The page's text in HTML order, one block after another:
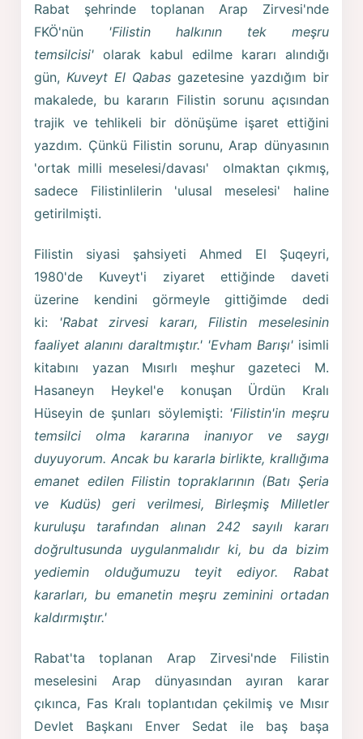
Rabat şehrinde toplanan Arap Zirvesi'nde
FKÖ'nün 'Filistin halkının tek meşru
temsilcisi'olarak kabul edilme kararı alındığı
gün, Kuveyt El Qabas gazetesine yazdığım bir
makalede, bu kararın Filistin sorunu açısından
trajik ve tehlikeli bir dönüşüme işaret ettiğini
yazdım. Çünkü Filistin sorunu, Arap dünyasının
'ortak milli meselesi/davası' olmaktan çıkmış,
sadece Filistinlilerin 'ulusal meselesi' haline
getirilmişti.
Filistin siyasi şahsiyeti Ahmed El Şuqeyri,
1980'de Kuveyt'i ziyaret ettiğinde daveti
üzerine kendini görmeyle gittiğimde dedi
ki: 'Rabat zirvesi kararı, Filistin meselesinin
faaliyet alanını daraltmıştır.' 'Evham Barışı'isimli
kitabını yazan Mısırlı meşhur gazeteci M.
Hasaneyn Heykel'e konuşan Ürdün Kralı
Hüseyin de şunları söylemişti: 'Filistin'in meşru
temsilci olma kararına inanıyor ve saygı
duyuyorum. Ancak bu kararla birlikte, krallığıma
emanet edilen Filistin topraklarının (Batı Şeria
ve Kudüs) geri verilmesi, Birleşmiş Milletler
kuruluşu tarafından alınan 242 sayılı kararı
doğrultusunda uygulanmalıdır ki, bu da bizim
yediemin olduğumuzu teyit ediyor. Rabat
kararları, bu emanetin meşru zeminini ortadan
kaldırmıştır.'
Rabat'ta toplanan Arap Zirvesi'nde Filistin
meselesini Arap dünyasından ayıran karar
çıkınca, Fas Kralı toplantıdan çekilmiş ve Mısır
Devlet Başkanı Enver Sedat ile baş başa